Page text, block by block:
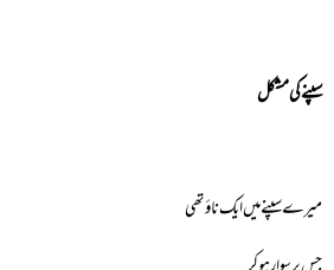
سپنے کی مشکل
میرے سپنے میں ایک ناؤ تھی